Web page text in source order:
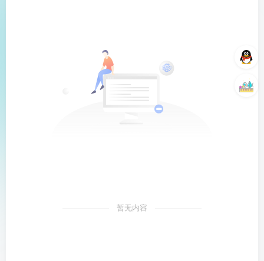
暂无内容